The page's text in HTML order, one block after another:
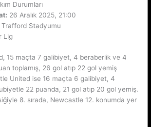
Durumları
26 Aralık 2025, 21:00
Trafford Stadyumu
Lig
15 maçta 7 galibiyet, 4 beraberlik ve 4
toplamış, 26 gol atıp 22 gol yemiş
United ise 16 maçta 6 galibiyet, 4
22 puanda, 21 gol atıp 20 gol yemiş.
8. sırada, Newcastle 12. konumda yer